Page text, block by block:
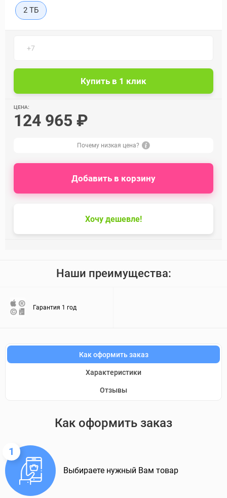
2 ТБ
ЦЕНА:
124 965 ₽
Почему низкая цена?
Хочу дешевле!
Добавить в корзину
Наши преимущества:
Гарантия 1 год
Как оформить заказ
Характеристики
Отзывы
Как оформить заказ
1
Выбираете нужный Вам товар